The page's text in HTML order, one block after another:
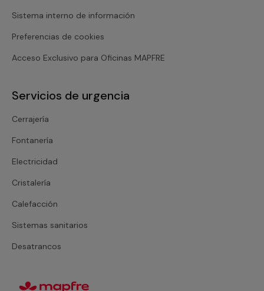
Sistema interno de información
Preferencias de cookies
Acceso Exclusivo para Oficinas MAPFRE
Servicios de urgencia
Cerrajería
Fontanería
Electricidad
Cristalería
Calefacción
Sistemas sanitarios
Desatrancos